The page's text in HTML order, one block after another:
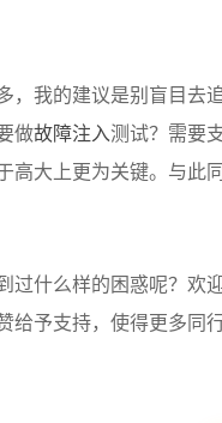
，我的建议是别盲目去
做故障注入测试？需要
高大上更为关键。与此
过什么样的困惑呢？欢
予支持，使得更多同行